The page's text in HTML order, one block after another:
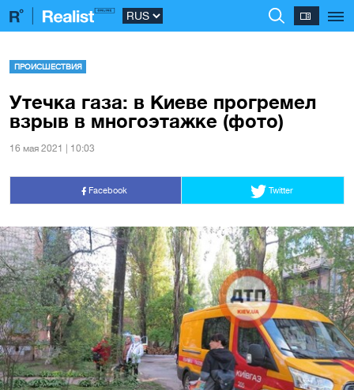
ПРОИСШЕСТВИЯ
Утечка газа: в Киеве прогремел
взрыв в многоэтажке (фото)
16 мая 2021 | 10:03
Facebook Twitter